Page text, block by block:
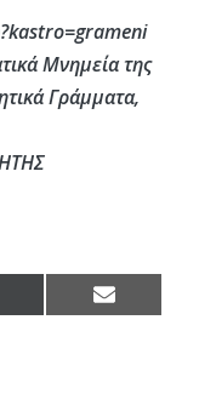
Μνημεία της
Γράμματα,
Share
on